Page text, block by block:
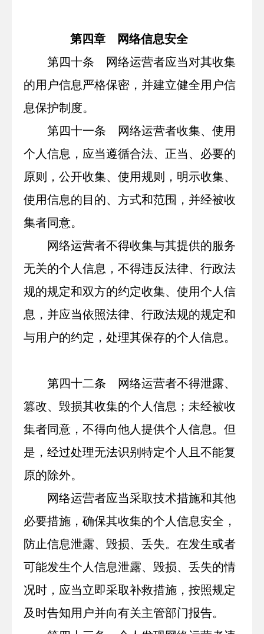
第四章 网络信息安全
第四十条 网络运营者应当对其收集
的用户信息严格保密，并建立健全用户信
息保护制度。
第四十一条 网络运营者收集、使用
个人信息，应当遵循合法、正当、必要的
原则，公开收集、使用规则，明示收集、
使用信息的目的、方式和范围，并经被收
集者同意。
网络运营者不得收集与其提供的服务
无关的个人信息，不得违反法律、行政法
规的规定和双方的约定收集、使用个人信
息，并应当依照法律、行政法规的规定和
与用户的约定，处理其保存的个人信息。
第四十二条 网络运营者不得泄露、
篡改、毁损其收集的个人信息；未经被收
集者同意，不得向他人提供个人信息。但
是，经过处理无法识别特定个人且不能复
原的除外。
网络运营者应当采取技术措施和其他
必要措施，确保其收集的个人信息安全，
防止信息泄露、毁损、丢失。在发生或者
可能发生个人信息泄露、毁损、丢失的情
况时，应当立即采取补救措施，按照规定
及时告知用户并向有关主管部门报告。